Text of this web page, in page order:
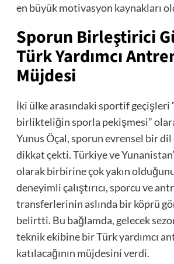
en büyük motivasyon kaynakları
Sporun Birleştirici
Türk Yardımcı
Müjdesi
İki ülke arasındaki sportif geçişleri
birlikteliğin sporla pekişmesi”
Yunus Öçal, sporun evrensel bir
dikkat çekti. Türkiye ve
olarak birbirine çok yakın
deneyimli çalıştırıcı, sporcu ve
transferlerinin aslında bir köprü
belirtti. Bu bağlamda, gelecek
teknik ekibine bir Türk yardımcı
katılacağının müjdesini verdi.